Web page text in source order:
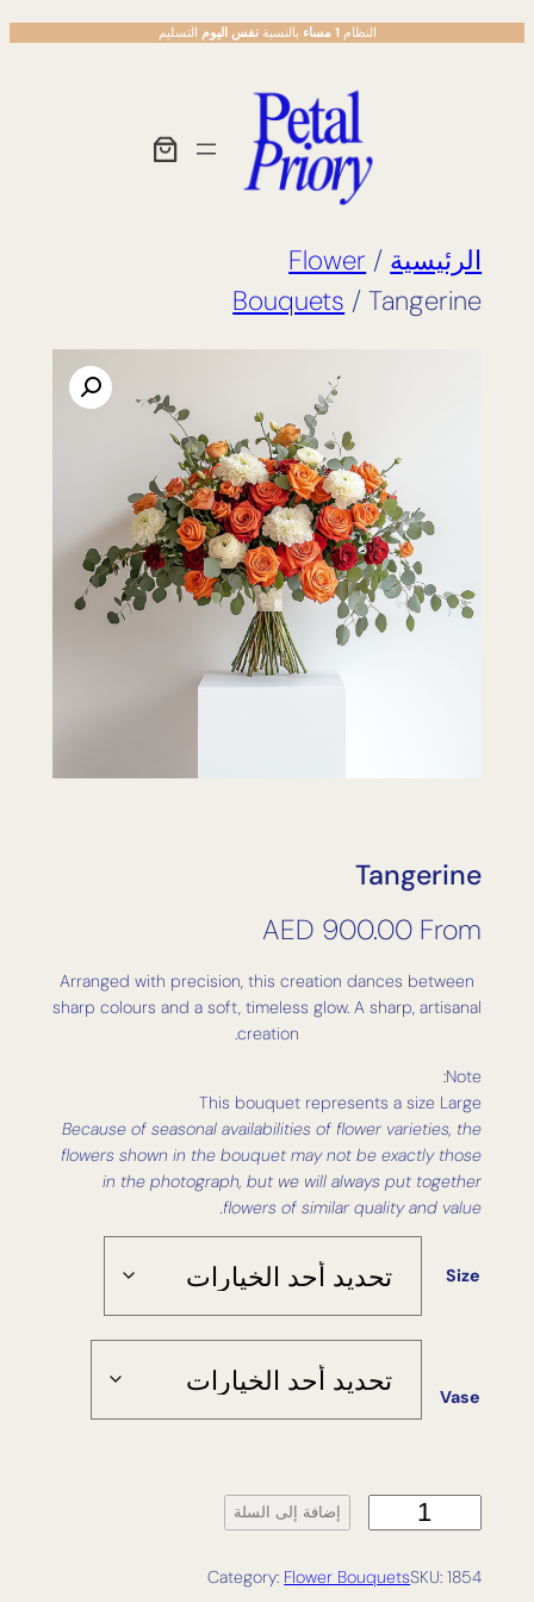
تخطى
إلى
النظام1 مساء بالنسبةنفس اليوم التسليم
الرئيسية /
Flower
Bouquets / Tangerine
Tangerine
From
AED 900.00
Arranged with precision, this creation dances between
sharp colours and a soft, timeless glow. A sharp, artisanal
creation.
Note:
This bouquet represents a size Large
Because of seasonal availabilities of flower varieties, the
flowers shown in the bouquet may not be exactly those
in the photograph, but we will always put together
flowers of similar quality and value.
Size
Vase
م
ة
إضافة إلى السلة
SKU: 1854
Category: Flower Bouquets